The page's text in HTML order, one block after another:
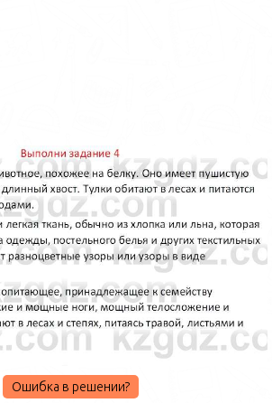
Ошибка в решении?